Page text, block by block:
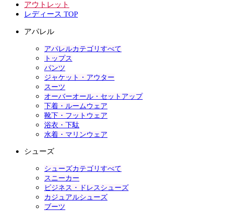
アウトレット
レディース TOP
アパレル
アパレルカテゴリすべて
トップス
パンツ
ジャケット・アウター
スーツ
オーバーオール・セットアップ
下着・ルームウェア
靴下・フットウェア
浴衣・下駄
水着・マリンウェア
シューズ
シューズカテゴリすべて
スニーカー
ビジネス・ドレスシューズ
カジュアルシューズ
ブーツ